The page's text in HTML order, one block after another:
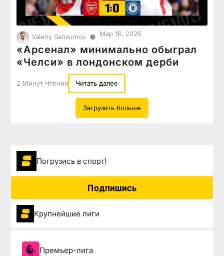
Valeriy Samsonov ● Мар 16, 2025
«Арсенал» минимально обыграл
«Челси» в лондонском дерби
2 Минут Чтения Читать далее
Загрузить больше
Погрузиcь в спорт!
Подпишись
Крупнейшие лиги
Премьер-лига